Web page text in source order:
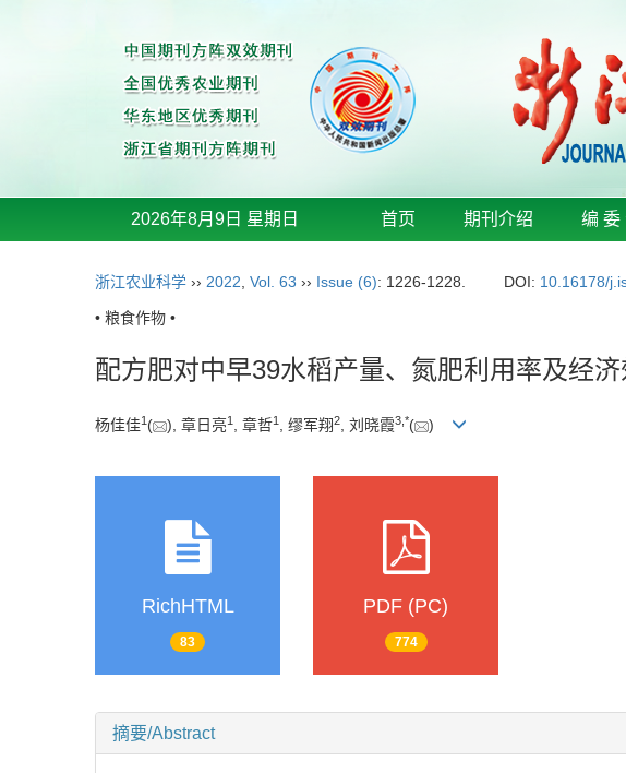
2026年8月9日 星期日 首页 期刊介绍 编 委
浙江农业科学 ›› 2022 Vol. 63 ›› Issue (6): 1226-1228. DOI: 10.16178/
• 粮食作物 •
配方肥对中早39水稻产量、氮肥利用率及经
杨佳佳1 ( ), 章日亮1 , 章哲1 , 缪军翔2, 刘晓霞3 *( )
RichHTML
83
PDF (PC)
774
摘要/Abstract